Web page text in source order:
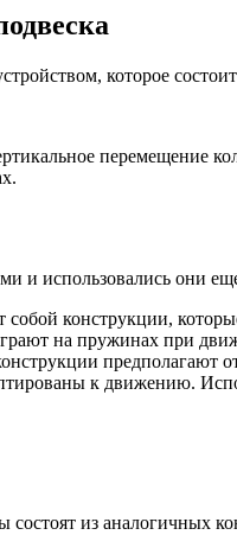
которое
перемещение
и использовались они
конструкции,
на пружинах при
предполагают
к движению.
из аналогичных